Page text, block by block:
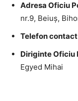
Adresa Oficiu
nr.9, Beiuş,
Telefon
Diriginte Oficiu
Egyed Mihai